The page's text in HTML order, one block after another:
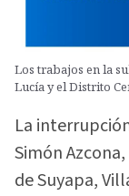
Los trabajos en la
Lucía y el Distrito
La
Simón
de Suyapa,